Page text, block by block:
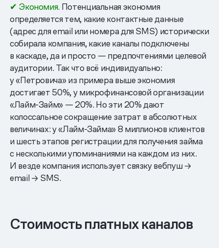
✔ Экономия. Потенциальная экономия
определяется тем, какие контактные данные
(адрес для email или номера для SMS) исторически
собирала компания, какие каналы подключены
в каскаде, да и просто — предпочтениями целевой
аудитории. Так что всё индивидуально:
у «Петровича» из примера выше экономия
достигает 50%, у микрофинансовой организации
«Лайм-Займ» — 20%. Но эти 20% дают
колоссальное сокращение затрат в абсолютных
величинах: у «Лайм-Займа» 8 миллионов клиентов
и шесть этапов регистрации для получения займа
с несколькими упоминаниями на каждом из них.
И везде компания использует связку вебпуш →
email → SMS.
Стоимость платных каналов